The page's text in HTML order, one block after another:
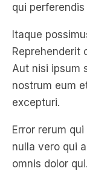
qui
Itaque
Reprehenderit
Aut nisi ipsum
nostrum eum
excepturi.
Error rerum
nulla vero qui
omnis dolor